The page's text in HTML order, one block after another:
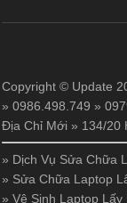
Copyright © Update
» 0986.498.749 »
Địa Chỉ Mới » 134/20
» Dịch Vụ Sửa Chữa
» Sửa Chữa Laptop
» Vệ Sinh Laptop Lấy